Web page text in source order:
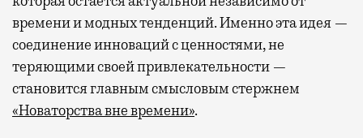
времени и модных тенденций. Именно эта идея —
соединение инноваций с ценностями, не
теряющими своей привлекательности —
становится главным смысловым стержнем
«Новаторства вне времени».